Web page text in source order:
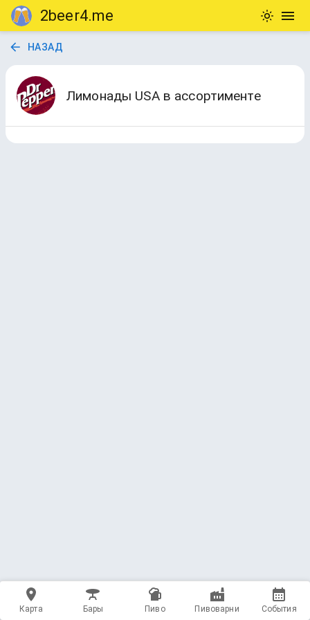
2beer4.me
НАЗАД
Лимонады USA в ассортименте
Карта Бары Пиво Пивоварни События